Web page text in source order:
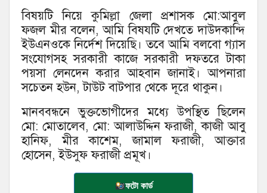
বিষয়টি নিয়ে কুমিল্লা জেলা প্রশাসক মো:আবুল
ফজল মীর বলেন, আমি বিষযটি দেখতে দাউদকান্দি
ইউএনওকে নির্দেশ দিয়েছি। তবে আমি বলবো গ্যাস
সংযোগসহ সরকারী কাজে সরকারী দফতরে টাকা
পয়সা লেনদেন করার আহবান জানাই। আপনারা
সচেতন হউন, টাউট বাটপার থেকে দূরে থাকুন।
মানববন্ধনে ভুক্তভোগীদের মধ্যে উপস্থিত ছিলেন
মো: মোতালেব, মো: আলাউদ্দিন ফরাজী, কাজী আবু
হানিফ, মীর কাশেম, জামাল ফরাজী, আক্তার
হোসেন, ইউসুফ ফরাজী প্রমূখ।
ফটো কার্ড